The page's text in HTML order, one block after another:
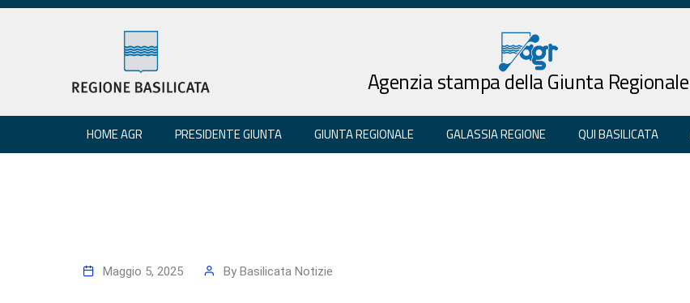
Agenzia stampa della Giunta Regionale
HOME AGR PRESIDENTE GIUNTA GIUNTA REGIONALE GALASSIA REGIONE QUI BASILICATA
Maggio 5, 2025 By Basilicata Notizie